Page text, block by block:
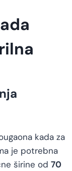
kada za
je potrebna
širine od 70